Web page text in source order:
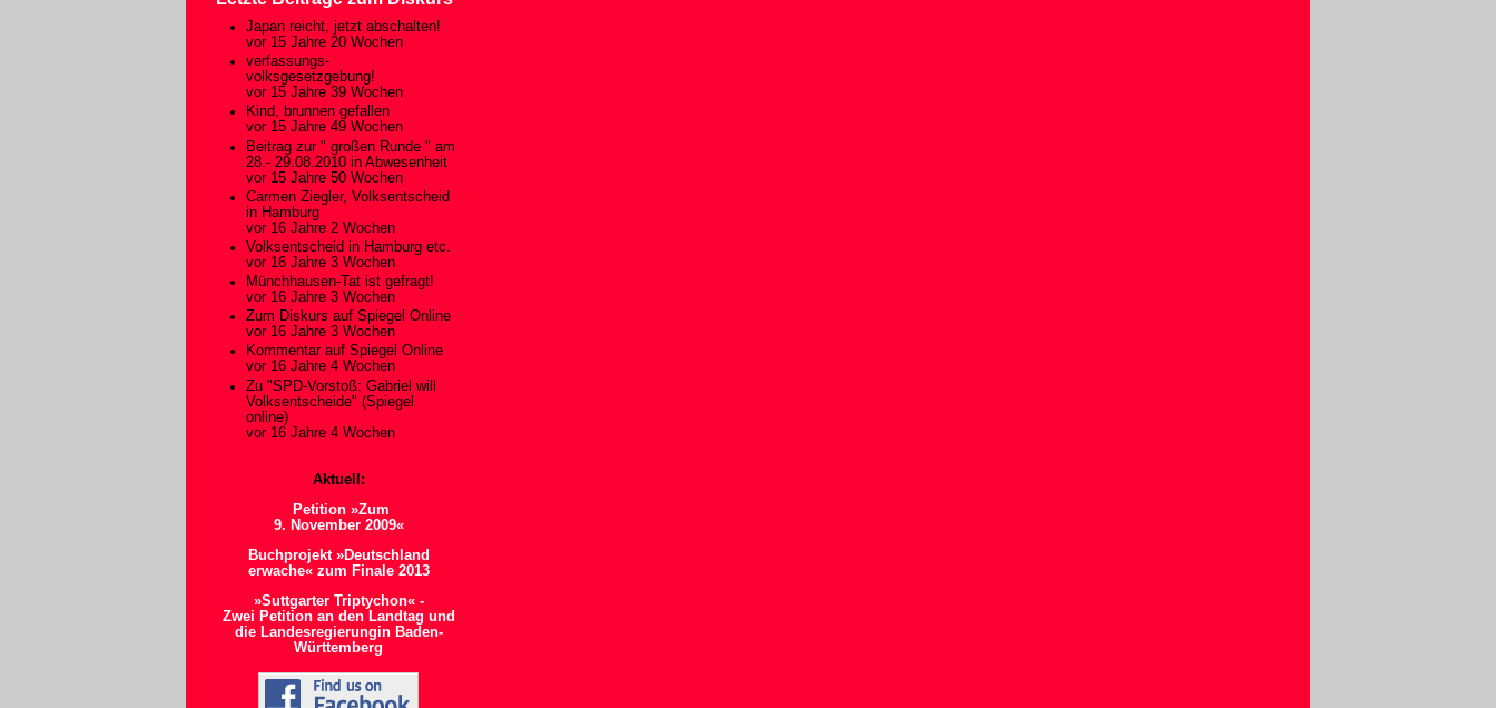
Japan reicht, jetzt abschalten!
vor 15 Jahre 20 Wochen
verfassungs-
volksgesetzgebung!
vor 15 Jahre 39 Wochen
Kind, brunnen gefallen
vor 15 Jahre 49 Wochen
Beitrag zur " großen Runde " am
28.- 29.08.2010 in Abwesenheit
vor 15 Jahre 50 Wochen
Carmen Ziegler, Volksentscheid
in Hamburg
vor 16 Jahre 2 Wochen
Volksentscheid in Hamburg etc.
vor 16 Jahre 3 Wochen
Münchhausen-Tat ist gefragt!
vor 16 Jahre 3 Wochen
Zum Diskurs auf Spiegel Online
vor 16 Jahre 3 Wochen
Kommentar auf Spiegel Online
vor 16 Jahre 4 Wochen
Zu "SPD-Vorstoß: Gabriel will
Volksentscheide" (Spiegel
online)
vor 16 Jahre 4 Wochen
Aktuell:
Petition »Zum
9. November 2009«
Buchprojekt »Deutschland
erwache« zum Finale 2013
»Suttgarter Triptychon« -
Zwei Petition an den Landtag und
die Landesregierungin Baden-
Württemberg